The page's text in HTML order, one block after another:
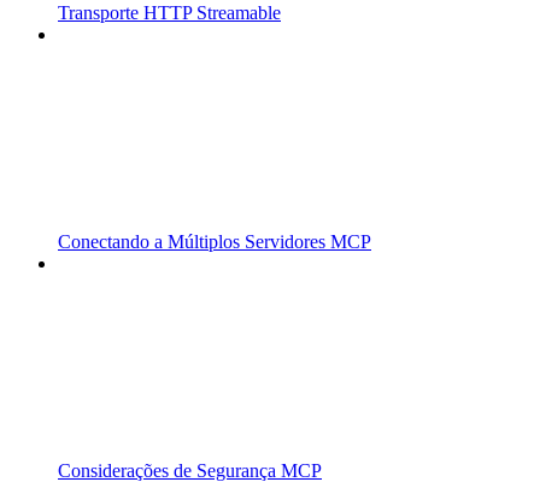
Transporte HTTP Streamable
Conectando a Múltiplos Servidores MCP
Considerações de Segurança MCP